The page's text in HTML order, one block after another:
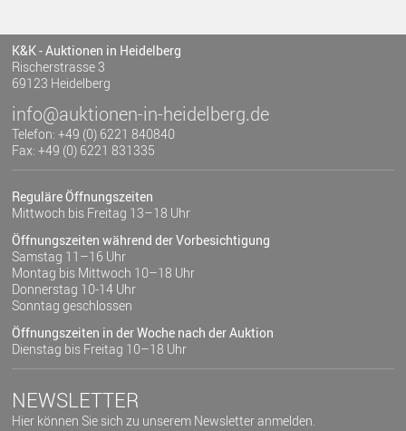
K&K - Auktionen in Heidelberg
Rischerstrasse 3
69123 Heidelberg
info@auktionen-in-heidelberg.de
Telefon: +49 (0) 6221 840840
Fax: +49 (0) 6221 831335
Reguläre Öffnungszeiten
Mittwoch bis Freitag 13–18 Uhr
Öffnungszeiten während der Vorbesichtigung
Samstag 11–16 Uhr
Montag bis Mittwoch 10–18 Uhr
Donnerstag 10-14 Uhr
Sonntag geschlossen
Öffnungszeiten in der Woche nach der Auktion
Dienstag bis Freitag 10–18 Uhr
NEWSLETTER
Hier können Sie sich zu unserem Newsletter anmelden.